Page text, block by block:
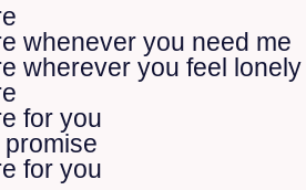
whenever you need me
wherever you feel lonely
for you
for you